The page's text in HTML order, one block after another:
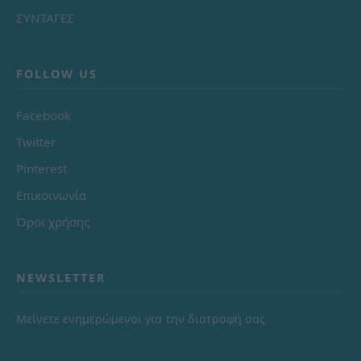
ΣΥΝΤΑΓΕΣ
FOLLOW US
Facebook
Twitter
Pinterest
Επικοινωνία
Όροι χρήσης
NEWSLETTER
Μείνετε ενημερώμενοι για την διατροφή σας